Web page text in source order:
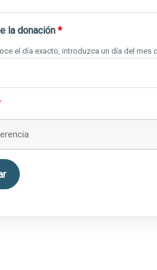
la donación *
el día exacto, introduzca un día del mes